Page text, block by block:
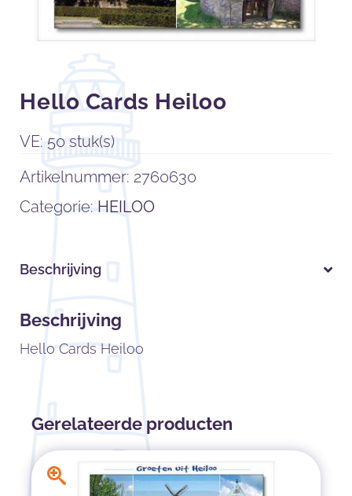
Hello Cards Heiloo
VE: 50 stuk(s)
Artikelnummer: 2760630
Categorie: HEILOO
Beschrijving
Beschrijving
Hello Cards Heiloo
Gerelateerde producten